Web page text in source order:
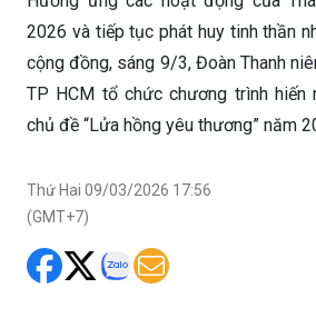
2026 và tiếp tục phát huy tinh thần
cộng đồng, sáng 9/3, Đoàn Thanh
TP HCM tổ chức chương trình hiến
chủ đề “Lửa hồng yêu thương” năm
Thứ Hai 09/03/2026 17:56
(GMT+7)